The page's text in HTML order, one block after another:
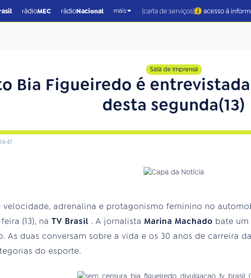
rádioMEC rádioNacional mais |carta de serviços| acesso à
Sala de Imprensa
Bia Figueiredo é
desta segunda(13)
14:47
velocidade, adrenalina e protagonismo feminino no
(13), na TV Brasil . A jornalista Marina Machado bate
As duas conversam sobre a vida e os 30 anos de carreira
do esporte.